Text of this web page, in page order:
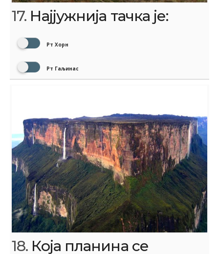
17. Најјужнија тачка је:
Рт Хорн
Рт Гаљинас
18. Која планина се